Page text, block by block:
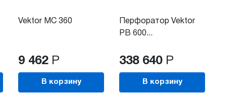
Vektor MC 360
9 462 Р
В корзину
Перфоратор Vektor
PB 600...
338 640 Р
В корзину